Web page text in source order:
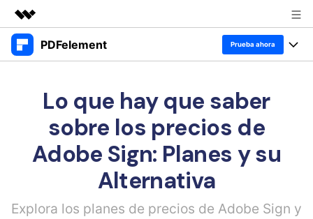
Productos destacados
Utilidades
Resumen
Soluciones
Quiénes somos
Sala de prensa
PDFelement Prueba ahora
Escritorio
PDFelement para Windows
PDFelement para Mac
Características
Educativas
Anotar PDF
Chat con PDF
Lo que hay que saber
sobre los precios de
Adobe Sign: Planes y su
Alternativa
Explora los planes de precios de Adobe Sign y